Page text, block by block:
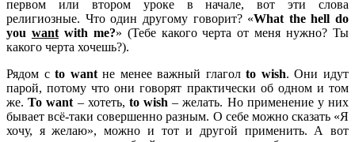
первом или втором уроке в начале, вот эти слова
религиозные. Что один другому говорит? «What the hell do
you wantwith me?» (Тебе какого черта от меня нужно? Ты
какого черта хочешь?).
Рядом сto wantне менее важный глаголto wish. Они идут
парой, потому что они говорят практически об одном и том
же.Towant – хотеть, towish – желать. Но применение у них
бывает всё-таки совершенно разным. О себе можно сказать «Я
хочу, я желаю», можно и тот и другой применить. А вот